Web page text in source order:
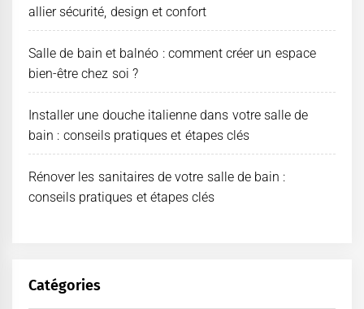
allier sécurité, design et confort
Salle de bain et balnéo : comment créer un espace
bien-être chez soi ?
Installer une douche italienne dans votre salle de
bain : conseils pratiques et étapes clés
Rénover les sanitaires de votre salle de bain :
conseils pratiques et étapes clés
Catégories